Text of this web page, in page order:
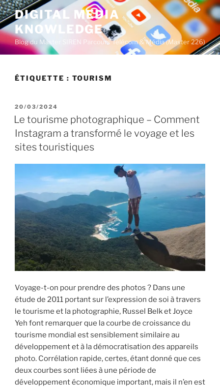
A
l
l
e
r
DIGITAL MEDIA
KNOWLEDGE
Blog du Master SIREN Parcours Télécom & Média (Master 226)
ÉTIQUETTE : TOURISM
P
U
B
L
É
20/03/2024
Le tourisme photographique – Comment
Instagram a transformé le voyage et les
sites touristiques
Voyage-t-on pour prendre des photos ? Dans une
étude de 2011 portant sur l’expression de soi à travers
le tourisme et la photographie, Russel Belk et Joyce
Yeh font remarquer que la courbe de croissance du
tourisme mondial est sensiblement similaire au
développement et à la démocratisation des appareils
photo. Corrélation rapide, certes, étant donné que ces
deux courbes sont liées à une période de
développement économique important, mais il n’en est